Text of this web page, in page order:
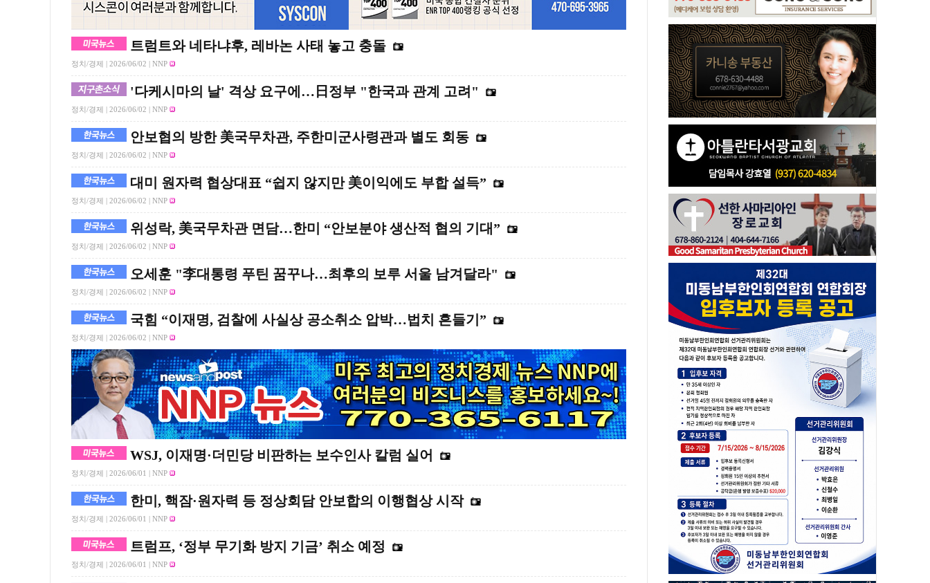
트럼트와 네타냐후, 레바논 사태 놓고 충돌
정치/경제 | 2026/06/02 | NNP
'다케시마의 날' 격상 요구에…日정부 "한국과 관계 고려"
정치/경제 | 2026/06/02 | NNP
안보협의 방한 美국무차관, 주한미군사령관과 별도 회동
정치/경제 | 2026/06/02 | NNP
대미 원자력 협상대표 “쉽지 않지만 美이익에도 부합 설득”
정치/경제 | 2026/06/02 | NNP
위성락, 美국무차관 면담…한미 “안보분야 생산적 협의 기대”
정치/경제 | 2026/06/02 | NNP
오세훈 "李대통령 푸틴 꿈꾸나…최후의 보루 서울 남겨달라"
정치/경제 | 2026/06/02 | NNP
국힘 “이재명, 검찰에 사실상 공소취소 압박…법치 흔들기”
정치/경제 | 2026/06/02 | NNP
WSJ, 이재명·더민당 비판하는 보수인사 칼럼 실어
정치/경제 | 2026/06/01 | NNP
한미, 핵잠·원자력 등 정상회담 안보합의 이행협상 시작
정치/경제 | 2026/06/01 | NNP
트럼프, ‘정부 무기화 방지 기금’ 취소 예정
정치/경제 | 2026/06/01 | NNP